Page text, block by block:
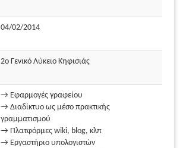
04/02/2014
2ο Γενικό Λύκειο Κηφισιάς
→ Εφαρμογές γραφείου
→ Διαδίκτυο ως μέσο πρακτικής
γραμματισμού
→ Πλατφόρμες wiki, blog, κλπ
→ Εργαστήριο υπολογιστών